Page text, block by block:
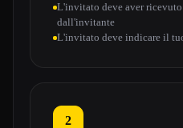
L'invitato deve aver
dall'invitante
L'invitato deve indicare il
2